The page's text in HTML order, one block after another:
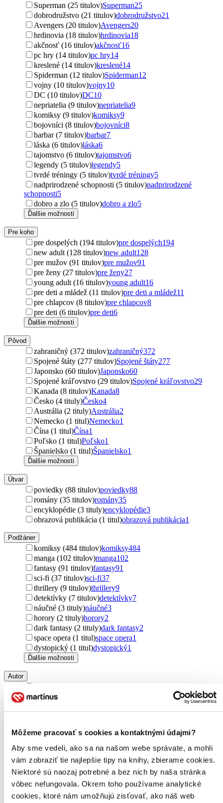
Môžeme pracovať s cookies a kontaktnými údajmi?
Aby sme vedeli, ako sa na našom webe správate, a mohli
vám zobraziť tie najlepšie tipy na knihy, zbierame cookies.
Niektoré sú naozaj potrebné a bez nich by naša stránka
vôbec nefungovala. Okrem toho používame analytické
cookies, ktoré nám umožňujú zisťovať, ako náš web
Superman (25 titulov)Superman25
dobrodružstvo (21 titulov)dobrodružstvo21
Avengers (20 titulov)Avengers20
hrdinovia (18 titulov)hrdinovia18
akčnosť (16 titulov)akčnosť16
pc hry (14 titulov)pc hry14
kreslené (14 titulov)kreslené14
Spiderman (12 titulov)Spiderman12
vojny (10 titulov)vojny10
DC (10 titulov)DC10
nepriatelia (9 titulov)nepriatelia9
komiksy (9 titulov)komiksy9
bojovníci (8 titulov)bojovníci8
barbar (7 titulov)barbar7
láska (6 titulov)láska6
tajomstvo (6 titulov)tajomstvo6
legendy (5 titulov)legendy5
tvrdé tréningy (5 titulov)tvrdé tréningy5
nadprirodzené schopnosti (5 titulov)nadprirodzené
schopnosti5
dobro a zlo (5 titulov)dobro a zlo5
Ďalšie možnosti
Pre koho
pre dospelých (194 titulov)pre dospelých194
new adult (128 titulov)new adult128
pre mužov (91 titulov)pre mužov91
pre ženy (27 titulov)pre ženy27
young adult (16 titulov)young adult16
pre deti a mládež (11 titulov)pre deti a mládež11
pre chlapcov (8 titulov)pre chlapcov8
pre deti (6 titulov)pre deti6
Ďalšie možnosti
Pôvod
zahraničný (372 titulov)zahraničný372
Spojené štáty (277 titulov)Spojené štáty277
Japonsko (60 titulov)Japonsko60
Spojené kráľovstvo (29 titulov)Spojené kráľovstvo29
Kanada (8 titulov)Kanada8
Česko (4 tituly)Česko4
Austrália (2 tituly)Austrália2
Nemecko (1 titul)Nemecko1
Čína (1 titul)Čína1
Poľsko (1 titul)Poľsko1
Španielsko (1 titul)Španielsko1
Ďalšie možnosti
Útvar
poviedky (88 titulov)poviedky88
romány (35 titulov)romány35
encyklopédie (3 tituly)encyklopédie3
obrazová publikácia (1 titul)obrazová publikácia1
Podžáner
komiksy (484 titulov)komiksy484
manga (102 titulov)manga102
fantasy (91 titulov)fantasy91
sci-fi (37 titulov)sci-fi37
thrillery (9 titulov)thrillery9
detektívky (7 titulov)detektívky7
náučné (3 tituly)náučné3
horory (2 tituly)horory2
dark fantasy (2 tituly)dark fantasy2
space opera (1 titul)space opera1
dystopický (1 titul)dystopický1
Ďalšie možnosti
Autor
Kohei Horikoshi (27 titulov)
Kohei Horikoshi27
Brian Michael Bendis (18 titulov)Brian Michael Bendis
Joshua Williamson (18 titulov) Joshua Williamson 18
Christos Gage (18 titulov)
Christos Gage 18
James Tynion IV (17 titulov)
James Tynion IV
Robert E. Howard (13 titulov)Robert E. Howard13
Donny Cates (13 titulov)Donny Cates13
Brian Azzarello (12 titulov)Brian Azzarello12